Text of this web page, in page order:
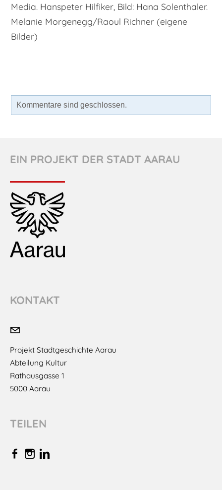
Media. Hanspeter Hilfiker, Bild: Hana Solenthaler.
Melanie Morgenegg/Raoul Richner (eigene
Bilder)
Kommentare sind geschlossen.
EIN PROJEKT DER STADT AARAU
KONTAKT
Projekt Stadtgeschichte Aarau
​Abteilung Kultur
Rathausgasse 1
​5000 Aarau
TEILEN